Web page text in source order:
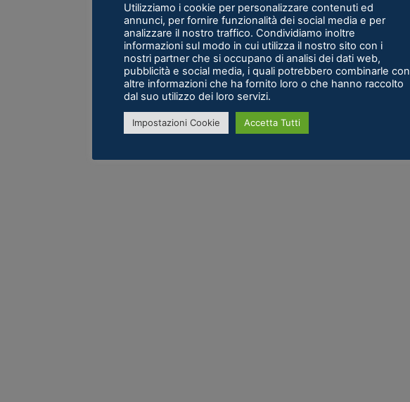
Utilizziamo i cookie per personalizzare contenuti ed
annunci, per fornire funzionalità dei social media e per
analizzare il nostro traffico. Condividiamo inoltre
informazioni sul modo in cui utilizza il nostro sito con i
nostri partner che si occupano di analisi dei dati web,
pubblicità e social media, i quali potrebbero combinarle con
altre informazioni che ha fornito loro o che hanno raccolto
dal suo utilizzo dei loro servizi.
Impostazioni Cookie Accetta Tutti